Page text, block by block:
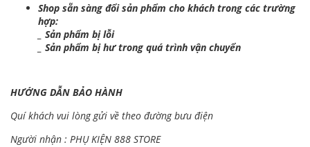
Shop sẵn sàng đổi sản phẩm cho khách trong các trường
hợp:
_ Sản phẩm bị lỗi
_ Sản phẩm bị hư trong quá trình vận chuyển
HƯỚNG DẪN BẢO HÀNH
Quí khách vui lòng gửi về theo đường bưu điện
Người nhận : PHỤ KIỆN 888 STORE